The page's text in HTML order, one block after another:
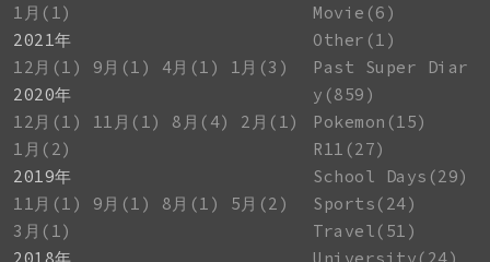
1月(1)
2021年
12月(1)
9月(1) 4月(1)
1月(3)
2020年
12月(1)
11月(1) 8月(4)
2月(1)
1月(2)
2019年
11月(1)
9月(1) 8月(1)
5月(2)
3月(1)
Movie(6)
Other(1)
Past Super Diar
y(859)
Pokemon(15)
R11(27)
School Days(29)
Sports(24)
Travel(51)